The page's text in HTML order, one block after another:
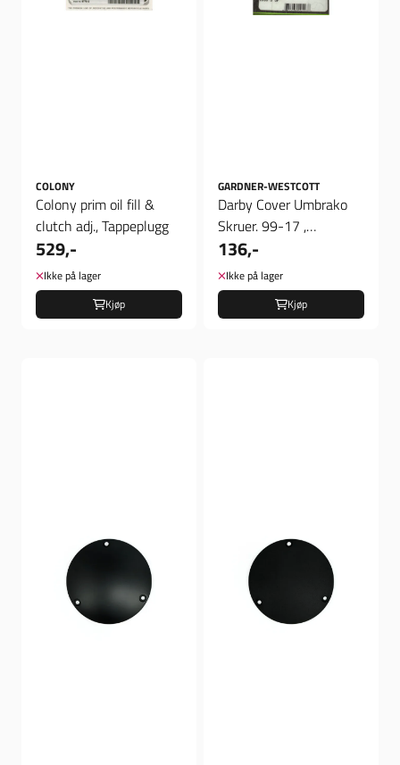
COLONY
Colony prim oil fill &
clutch adj., Tappeplugg
529,-
Ikke på lager
Kjøp
GARDNER-WESTCOTT
Darby Cover Umbrako
Skruer. 99-17 ,
Skruesett
136,-
Ikke på lager
Kjøp